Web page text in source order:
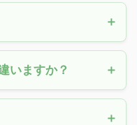
いますか？